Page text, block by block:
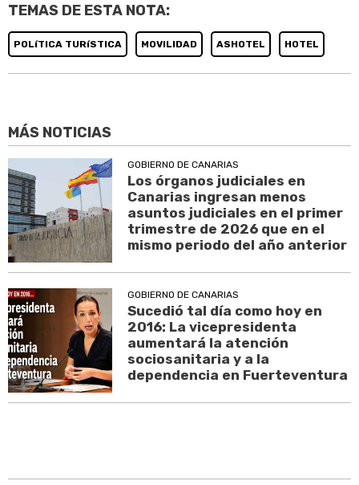
TEMAS DE ESTA NOTA:
POLíTICA TURíSTICA MOVILIDAD ASHOTEL HOTEL
MÁS NOTICIAS
GOBIERNO DE CANARIAS
Los órganos judiciales en
Canarias ingresan menos
asuntos judiciales en el primer
trimestre de 2026 que en el
mismo periodo del año anterior
GOBIERNO DE CANARIAS
Sucedió tal día como hoy en
2016: La vicepresidenta
aumentará la atención
sociosanitaria y a la
dependencia en Fuerteventura